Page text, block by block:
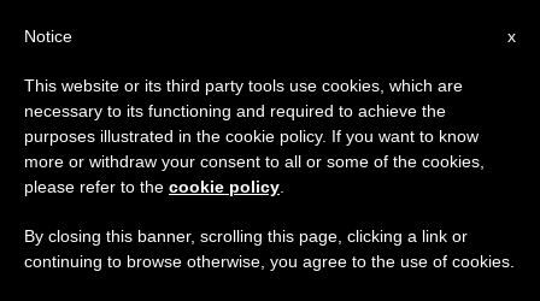
TAG
Posts Tagged ‘leader
Mondiali’
x
Notice
This website or its third party tools use cookies, which are
necessary to its functioning and required to achieve the
purposes illustrated in the cookie policy. If you want to know
more or withdraw your consent to all or some of the cookies,
please refer to the cookie policy
By closing this banner, scrolling this page, clicking a link or
continuing to browse otherwise, you agree to the use of cookies.